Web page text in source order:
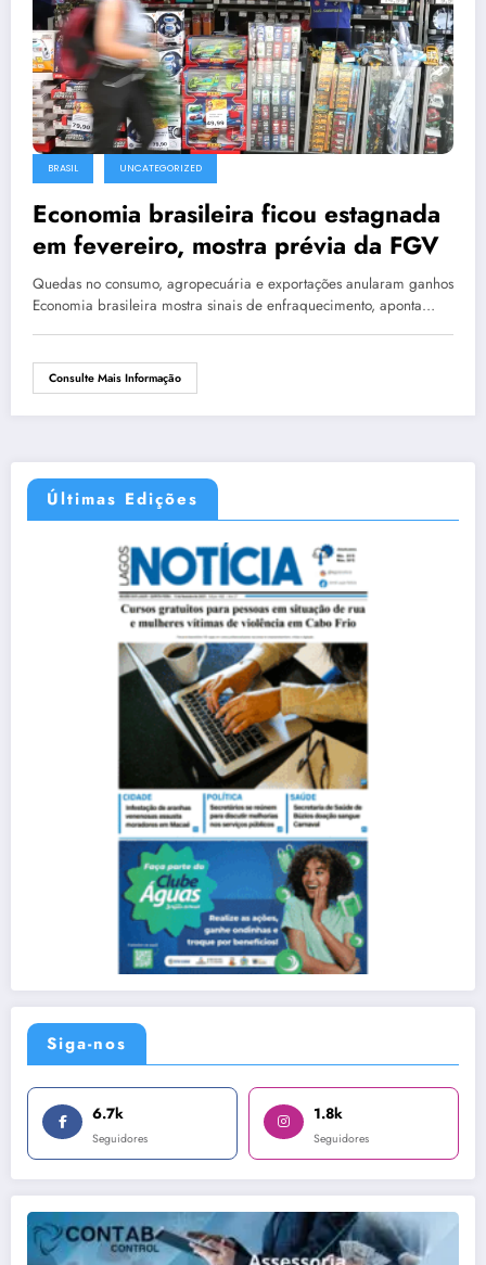
BRASIL UNCATEGORIZED
Economia brasileira ficou estagnada
em fevereiro, mostra prévia da FGV
Quedas no consumo, agropecuária e exportações anularam ganhos
Economia brasileira mostra sinais de enfraquecimento, aponta…
Consulte Mais Informação
Últimas Edições
Siga-nos
6.7k
Seguidores
1.8k
Seguidores